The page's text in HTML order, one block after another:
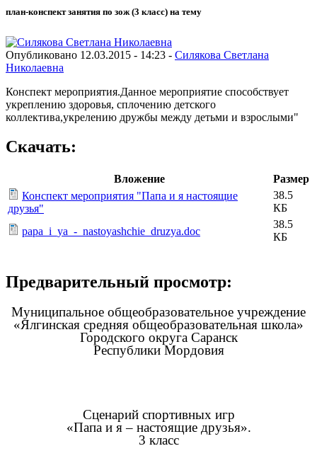
план-конспект занятия по зож (3 класс) на тему
Опубликовано 12.03.2015 - 14:23 - Силякова Светлана
Николаевна
Конспект мероприятия.Данное мероприятие способствует
укреплению здоровья, сплочению детского
коллектива,укрелению дружбы между детьми и взрослыми"
Скачать:
Вложение
Размер
Конспект мероприятия "Папа и я настоящие
друзья"
38.5
КБ
papa_i_ya_-_nastoyashchie_druzya.doc
38.5
КБ
Предварительный просмотр:
Муниципальное общеобразовательное учреждение
«Ялгинская средняя общеобразовательная школа»
Городского округа Саранск
Республики Мордовия
Сценарий спортивных игр
«Папа и я – настоящие друзья».
3 класс